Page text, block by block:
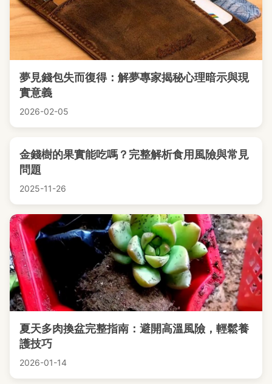
夢見錢包失而復得：解夢專家揭秘心理暗示與現
實意義
2026-02-05
金錢樹的果實能吃嗎？完整解析食用風險與常見
問題
2025-11-26
夏天多肉換盆完整指南：避開高溫風險，輕鬆養
護技巧
2026-01-14